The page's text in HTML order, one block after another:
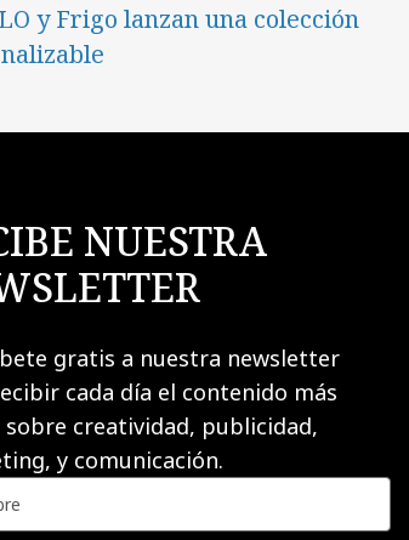
y Frigo lanzan una colección
NUESTRA
gratis a nuestra newsletter
cada día el contenido más
sobre creatividad, publicidad,
y comunicación.